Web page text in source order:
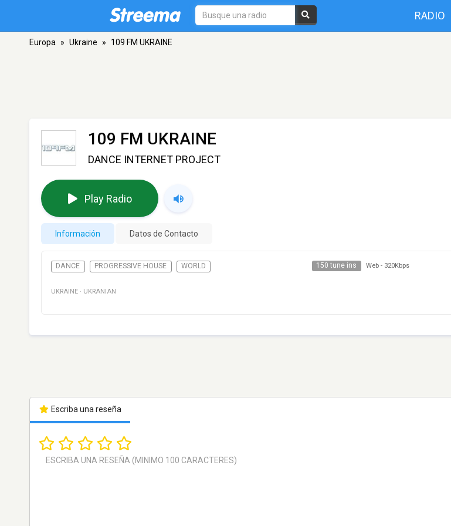
RADIO
Europa » Ukraine » 109 FM UKRAINE
109 FM UKRAINE
DANCE INTERNET PROJECT
Play Radio
Información Datos de Contacto
DANCE PROGRESSIVE HOUSE WORLD 150 tune ins Web - 320Kbps
UKRAINE · UKRANIAN
Escriba una reseña